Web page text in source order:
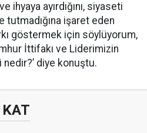
ihyaya ayırdığını, siyaseti
işaret eden
göstermek için söylüyorum,
İttifakı ve Liderimizin
diye konuştu.